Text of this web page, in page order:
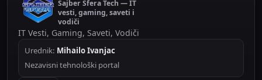
Sajber Sfera Tech — IT
vesti, gaming, saveti i
vodiči
IT Vesti, Gaming, Saveti, Vodiči
Urednik: Mihailo Ivanjac
Nezavisni tehnološki portal